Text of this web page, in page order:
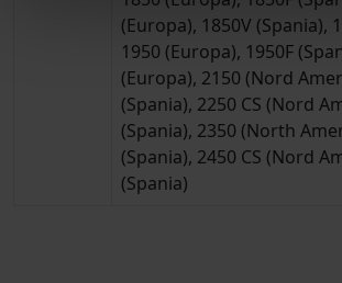
(Europa), 1850V (Spania),
1950 (Europa), 1950F
(Europa), 2150 (Nord
(Spania), 2250 CS (Nord
(Spania), 2350 (North
(Spania), 2450 CS (Nord
(Spania)